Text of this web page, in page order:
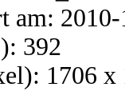
am:
392
1706 x